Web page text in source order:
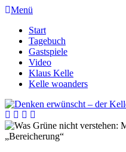
Menü
Start
Tagebuch
Gastspiele
Video
Klaus Kelle
Kelle woanders